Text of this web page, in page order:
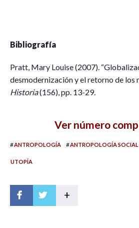
Bibliografía
Pratt, Mary Louise (2007).
desmodernización y el retorno de los
Historia(156), pp. 13-29.
Ver número
#ANTROPOLOGÍA #ANTROPOLOGÍA SOCIAL
UTOPÍA
+